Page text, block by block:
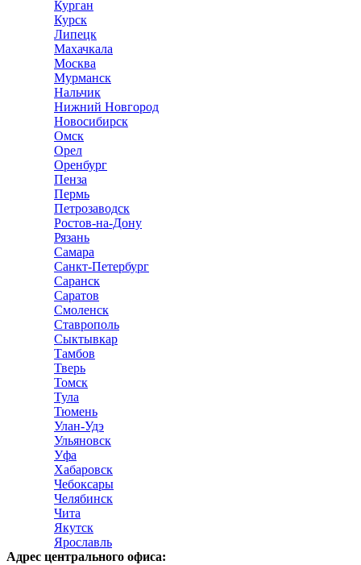
Курган
Курск
Липецк
Махачкала
Москва
Мурманск
Нальчик
Нижний Новгород
Новосибирск
Омск
Орел
Оренбург
Пенза
Пермь
Петрозаводск
Ростов-на-Дону
Рязань
Самара
Санкт-Петербург
Саранск
Саратов
Смоленск
Ставрополь
Сыктывкар
Тамбов
Тверь
Томск
Тула
Тюмень
Улан-Удэ
Ульяновск
Уфа
Хабаровск
Чебоксары
Челябинск
Чита
Якутск
Ярославль
Адрес центрального офиса: